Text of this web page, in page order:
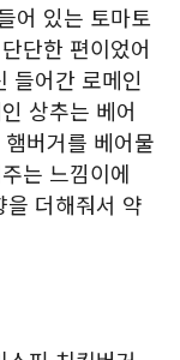
어 있는 토마토
단한 편이었어
들어간 로메인
상추는 베어
버거를 베어물
는 느낌이에
더해줘서 약